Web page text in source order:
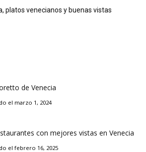
platos venecianos y buenas vistas
de Venecia
el marzo 1, 2024
con mejores vistas en Venecia
el febrero 16, 2025